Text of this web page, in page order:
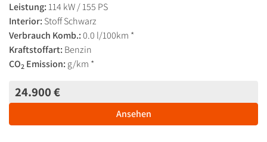
Leistung: 114 kW / 155 PS
Interior: Stoff Schwarz
Verbrauch Komb.:0.0 l/100km *
Kraftstoffart: Benzin
CO2 Emission: g/km *
24.900 €
Ansehen